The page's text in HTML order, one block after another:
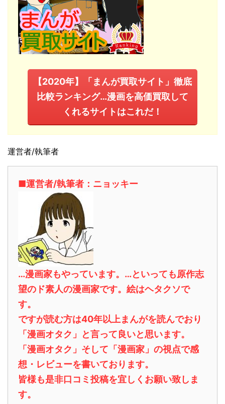
【2020年】「まんが買取サイト」徹底
比較ランキング…漫画を高価買取して
くれるサイトはこれだ！
運営者/執筆者
■運営者/執筆者：ニョッキー
…漫画家もやっています。…といっても原作志
望のド素人の漫画家です。絵はヘタクソで
す。
ですが読む方は40年以上まんがを読んでおり
「漫画オタク」と言って良いと思います。
「漫画オタク」そして「漫画家」の視点で感
想・レビューを書いております。
皆様も是非口コミ投稿を宜しくお願い致しま
す。